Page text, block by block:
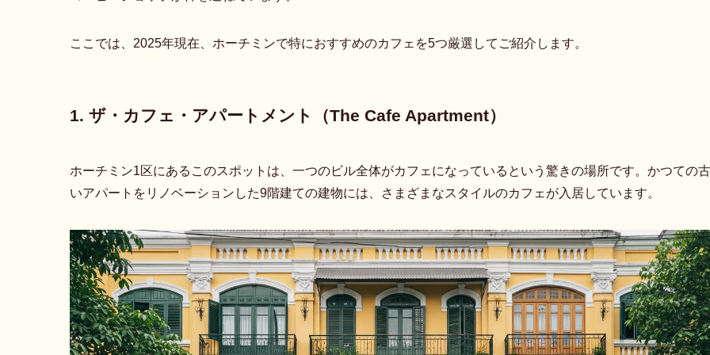
ここでは、2025年現在、ホーチミンで特におすすめのカフェを5つ厳選してご紹介します。
1. ザ・カフェ・アパートメント（The Cafe Apartment）
ホーチミン1区にあるこのスポットは、一つのビル全体がカフェになっているという驚きの場所です。かつての古
いアパートをリノベーションした9階建ての建物には、さまざまなスタイルのカフェが入居しています。